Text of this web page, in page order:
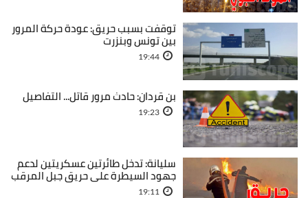
توقفت بسبب حريق: عودة حركة المرور
بين تونس وبنزرت
19:44
بن قردان: حادث مرور قاتل... التفاصيل
19:23
سليانة: تدخل طائرتين عسكريتين لدعم
جهود السيطرة على حريق جبل المرقب
19:11